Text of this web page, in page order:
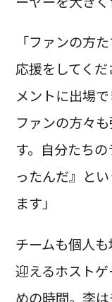
「ファンの方
応援をしてく
メントに出場
ファンの方々
す。自分たち
ったんだ』と
ます」
チームも個人も
迎えるホスト
めの時間。李